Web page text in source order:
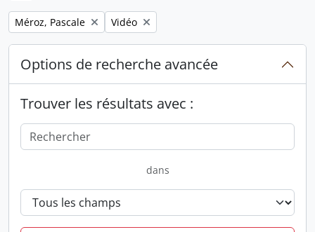
Remove filter:
Méroz, Pascale Remove filter:
Vidéo
Options de recherche avancée
Trouver les résultats avec :
dans